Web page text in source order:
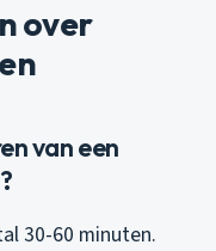
over
van een
30-60 minuten.